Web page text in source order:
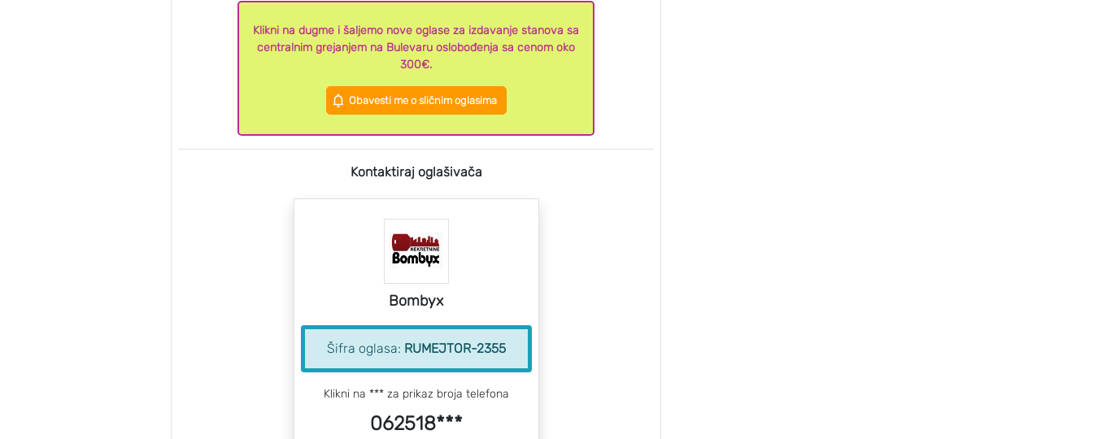
Klikni na dugme i šaljemo nove oglase za izdavanje stanova sa
centralnim grejanjem na Bulevaru oslobođenja sa cenom oko
300€.
Obavesti me o sličnim oglasima
Kontaktiraj oglašivača
Bombyx
Šifra oglasa: RUMEJTOR-2355
Klikni na *** za prikaz broja telefona
062518***